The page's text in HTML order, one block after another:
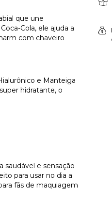
que une
Cola, ele ajuda a
com chaveiro
e Manteiga
hidratante, o
saudável e sensação
para usar no dia a
fãs de maquiagem